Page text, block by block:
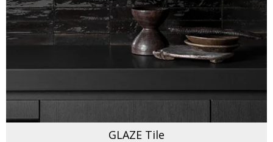
GLAZE Tile